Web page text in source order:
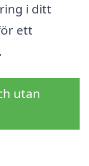
i ditt
ett
utan